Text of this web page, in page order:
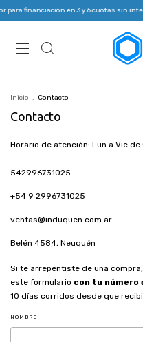
para financiación en 3 y 6 cuotas sin
Inicio . Contacto
Contacto
Horario de atención: Lun a Vie de
542996731025
+54 9 2996731025
ventas@induquen.com.ar
Belén 4584, Neuquén
Si te arrepentiste de una
este formulario con tu número
10 días corridos desde que
NOMBRE